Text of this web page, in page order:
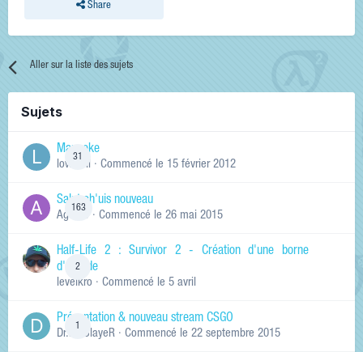
Share
Aller sur la liste des sujets
Sujets
31
Manneke
lowskill · Commencé le 15 février 2012
163
Salut ch'uis nouveau
Ag0Nie · Commencé le 26 mai 2015
2
Half-Life 2 : Survivor 2 - Création d'une borne
d'arcade
levelkro · Commencé le 5 avril
1
Présentation & nouveau stream CSGO
Dr.KinSlayeR · Commencé le 22 septembre 2015